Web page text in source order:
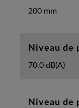
200 mm
Niveau de
70.0 dB(A)
Niveau de